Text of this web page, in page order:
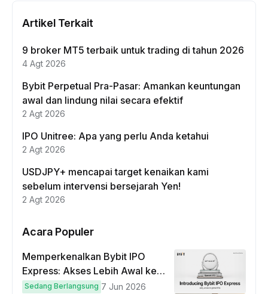
Artikel Terkait
9 broker MT5 terbaik untuk trading di tahun 2026
4 Agt 2026
Bybit Perpetual Pra-Pasar: Amankan keuntungan
awal dan lindung nilai secara efektif
2 Agt 2026
IPO Unitree: Apa yang perlu Anda ketahui
2 Agt 2026
USDJPY+ mencapai target kenaikan kami
sebelum intervensi bersejarah Yen!
2 Agt 2026
Acara Populer
Memperkenalkan Bybit IPO
Express: Akses Lebih Awal ke
IPO Global!
Sedang Berlangsung 7 Jun 2026